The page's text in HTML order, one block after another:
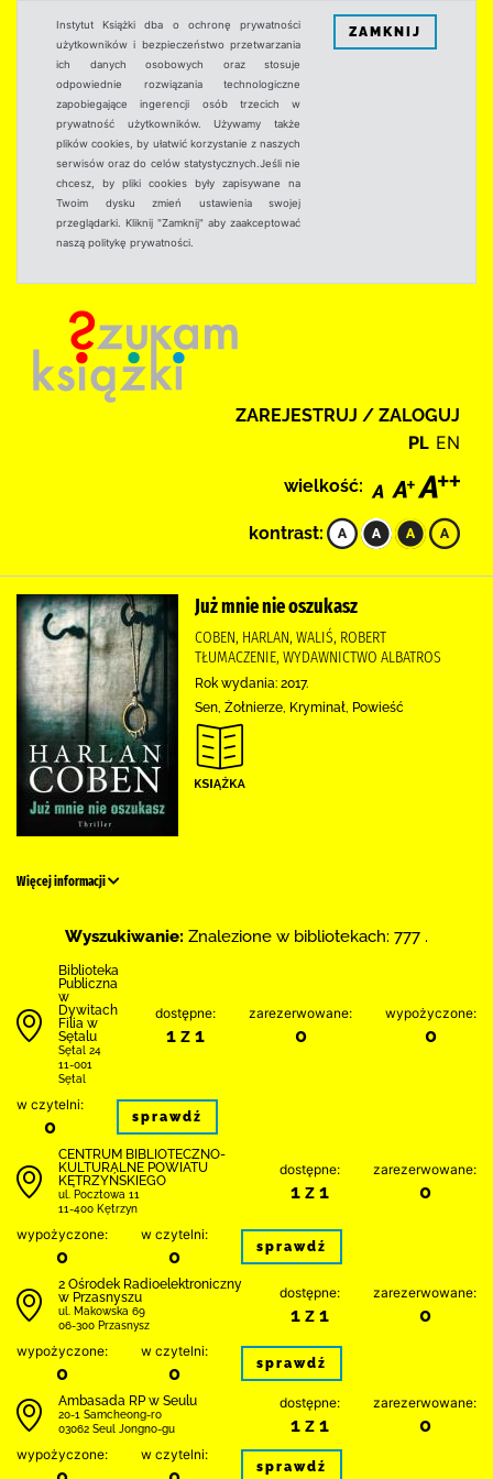
Instytut Książki dba o ochronę prywatności
użytkowników i bezpieczeństwo przetwarzania
ich danych osobowych oraz stosuje
odpowiednie rozwiązania technologiczne
zapobiegające ingerencji osób trzecich w
prywatność użytkowników. Używamy także
plików cookies, by ułatwić korzystanie z naszych
serwisów oraz do celów statystycznych.Jeśli nie
chcesz, by pliki cookies były zapisywane na
Twoim dysku zmień ustawienia swojej
przeglądarki. Kliknij "Zamknij" aby zaakceptować
naszą politykę prywatności.
ZAMKNIJ
ZAREJESTRUJ / ZALOGUJ
PL EN
wielkość:
kontrast:
Już mnie nie oszukasz
COBEN, HARLAN, WALIŚ, ROBERT
TŁUMACZENIE, WYDAWNICTWO ALBATROS
Rok wydania: 2017.
Sen, Żołnierze, Kryminał, Powieść
Więcej informacji
Wyszukiwanie: Znalezione w bibliotekach: 777 .
Biblioteka
Publiczna
w
Dywitach
Filia w
Sętalu
Sętal 24
11-001
Sętal
dostępne:
1 z 1
zarezerwowane:
0
wypożyczone:
0
w czytelni:
0 sprawdź
CENTRUM BIBLIOTECZNO-
KULTURALNE POWIATU
KĘTRZYŃSKIEGO
ul. Pocztowa 11
11-400 Kętrzyn
dostępne:
1 z 1
zarezerwowane:
0
wypożyczone:
0
w czytelni:
0 sprawdź
2 Ośrodek Radioelektroniczny
w Przasnyszu
ul. Makowska 69
06-300 Przasnysz
dostępne:
1 z 1
zarezerwowane:
0
wypożyczone:
0
w czytelni:
0 sprawdź
Ambasada RP w Seulu
20-1 Samcheong-ro
03062 Seul Jongno-gu
dostępne:
1 z 1
zarezerwowane:
0
wypożyczone: w czytelni:
sprawdź